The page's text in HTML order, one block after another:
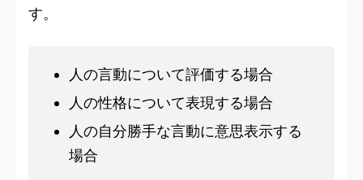
す。
人の言動について評価する場合
人の性格について表現する場合
人の自分勝手な言動に意思表示する
場合